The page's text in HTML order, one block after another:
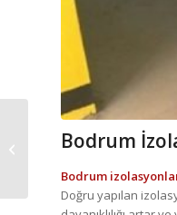
Bodrum
Bodrum
Doğru yapılan
Çatılarda Su ve Nem